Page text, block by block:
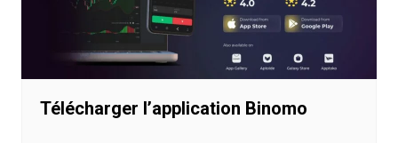
Télécharger l’application Binomo